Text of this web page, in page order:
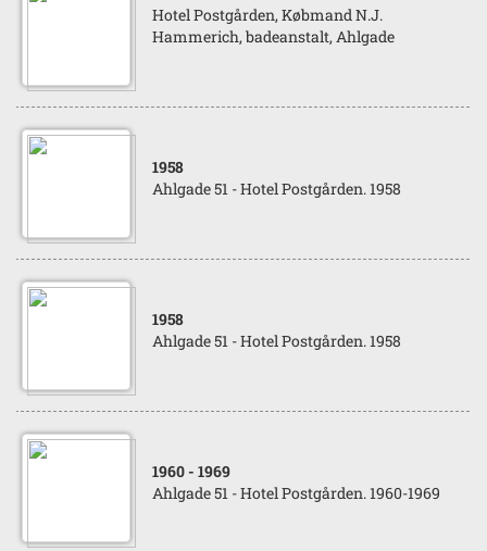
Hotel Postgården, Købmand N.J.
Hammerich, badeanstalt, Ahlgade
1958
Ahlgade 51 - Hotel Postgården. 1958
1958
Ahlgade 51 - Hotel Postgården. 1958
1960 - 1969
Ahlgade 51 - Hotel Postgården. 1960-1969